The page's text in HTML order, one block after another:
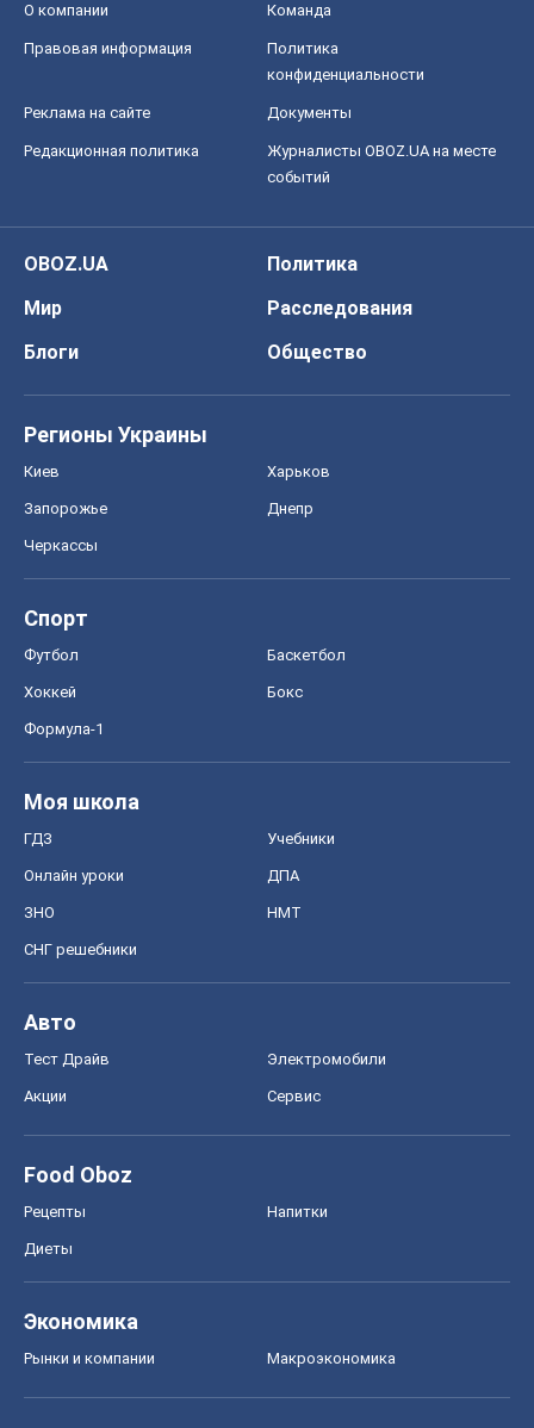
О компании Команда
Правовая информация
Политика
конфиденциальности
Реклама на сайте Документы
Редакционная политика
Журналисты OBOZ.UA на месте
событий
OBOZ.UA
Политика
Мир
Расследования
Блоги
Общество
Регионы Украины
Киев Харьков
Запорожье Днепр
Черкассы
Спорт
Футбол Баскетбол
Хоккей Бокс
Формула-1
Моя школа
ГДЗ Учебники
Онлайн уроки ДПА
ЗНО НМТ
СНГ решебники
Авто
Тест Драйв Электромобили
Акции Сервис
Food Oboz
Рецепты Напитки
Диеты
Экономика
Рынки и компании Mакроэкономика